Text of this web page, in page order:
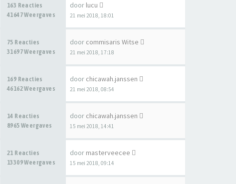
163 Reacties
41647 Weergaves
door lucu
21 mei 2018, 18:01
75 Reacties
31697 Weergaves
door commisaris Witse
21 mei 2018, 17:18
169 Reacties
46162 Weergaves
door chicawah.janssen
21 mei 2018, 08:54
14 Reacties
8965 Weergaves
door chicawah.janssen
15 mei 2018, 14:41
21 Reacties
13309 Weergaves
door masterveecee
15 mei 2018, 09:14